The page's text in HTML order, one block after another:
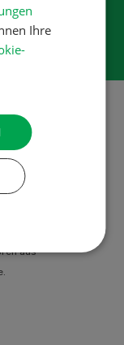
und Landwirten
Revue Team steht
aus
Ihre